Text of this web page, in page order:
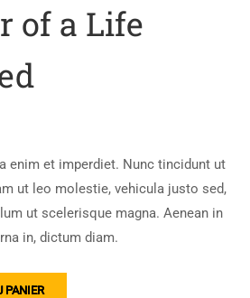
of a Life
enim et imperdiet. Nunc tincidunt ut
ut leo molestie, vehicula justo sed,
ut scelerisque magna. Aenean in
in, dictum diam.
PANIER